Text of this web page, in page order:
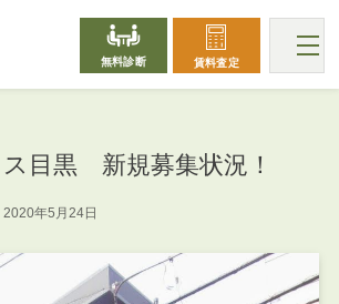
無料診断 賃料査定
ス目黒 新規募集状況！
2020年5月24日